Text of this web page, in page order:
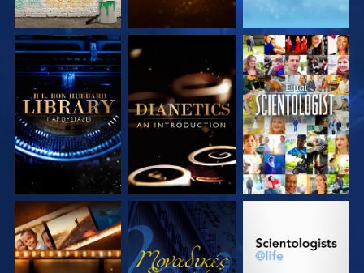
ΕΞΕΡΕΥΝΗΣΤΕ ΤΗ
ΣΕΙΡΑ
ΕΞΕΡΕΥΝΗΣΤΕ ΤΗ
ΣΕΙΡΑ
ΠΑΡΑΚΟΛΟΥΘΗΣΤΕ
ΕΞΕΡΕΥΝΗΣΤΕ ΤΗ
ΣΕΙΡΑ
ΠΑΡΑΚΟΛΟΥΘΗΣΤΕ
ΕΞΕΡΕΥΝΗΣΤΕ ΤΗ